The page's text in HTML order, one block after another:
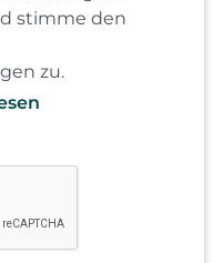
stimme den
zu.